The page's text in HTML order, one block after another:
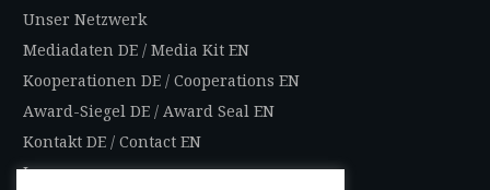
Unser Netzwerk
Mediadaten DE / Media Kit EN
Kooperationen DE / Cooperations EN
Award-Siegel DE / Award Seal EN
Kontakt DE / Contact EN
Impressum